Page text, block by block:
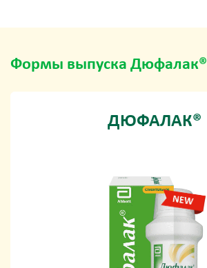
Формы выпуска Дюфалак®
ДЮФАЛАК®